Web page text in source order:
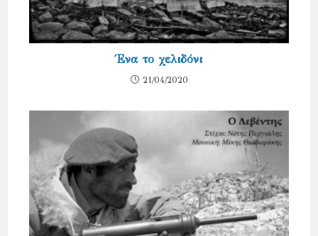
Ένα το χελιδόνι
21/04/2020